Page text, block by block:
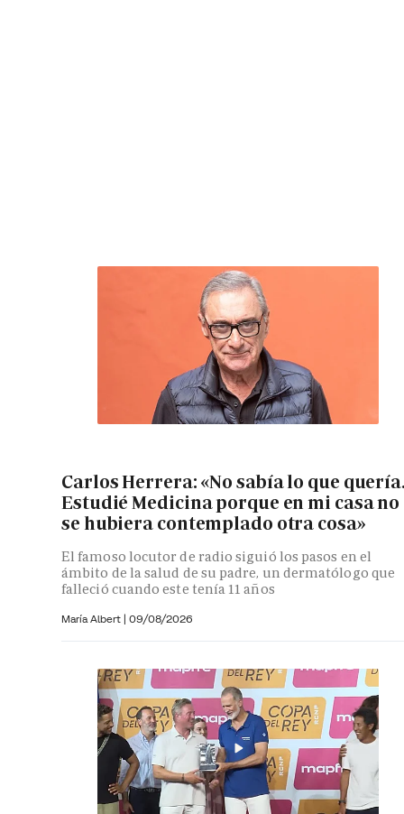
Carlos Herrera: «No sabía lo que
Estudié Medicina porque en mi casa no
se hubiera contemplado otra cosa»
El famoso locutor de radio siguió los pasos en el
ámbito de la salud de su padre, un dermatólogo que
falleció cuando este tenía 11 años
María Albert | 09/08/2026